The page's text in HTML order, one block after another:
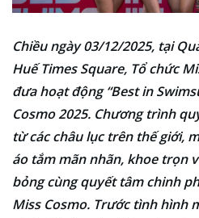
Chiều ngày 03/12/2025, tại
Huế Times Square, Tổ chức
đưa hoạt động “Best in
Cosmo 2025. Chương trình
từ các châu lục trên thế giới,
áo tắm mãn nhãn, khoe trọn
bỏng cùng quyết tâm chinh
Miss Cosmo. Trước tình hình